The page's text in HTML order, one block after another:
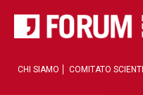
CHI SIAMO COMITATO